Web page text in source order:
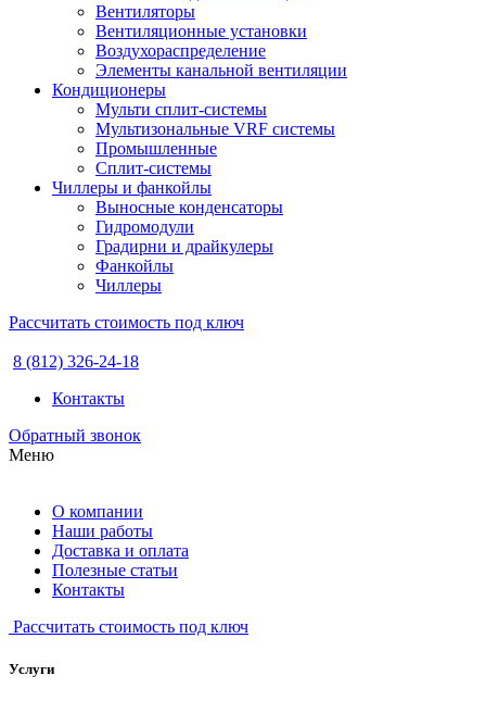
Вентиляторы
Вентиляционные установки
Воздухораспределение
Элементы канальной вентиляции
Кондиционеры
Мульти сплит-системы
Мультизональные VRF системы
Промышленные
Сплит-системы
Чиллеры и фанкойлы
Выносные конденсаторы
Гидромодули
Градирни и драйкулеры
Фанкойлы
Чиллеры
Рассчитать стоимость под ключ
8 (812) 326-24-18
Контакты
Обратный звонок
Меню
О компании
Наши работы
Доставка и оплата
Полезные статьи
Контакты
Рассчитать стоимость под ключ
Услуги